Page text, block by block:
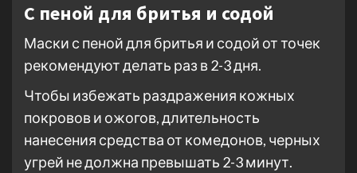
С пеной для бритья и содой
Маски с пеной для бритья и содой от точек
рекомендуют делать раз в 2-3 дня.
Чтобы избежать раздражения кожных
покровов и ожогов, длительность
нанесения средства от комедонов, черных
угрей не должна превышать 2-3 минут.